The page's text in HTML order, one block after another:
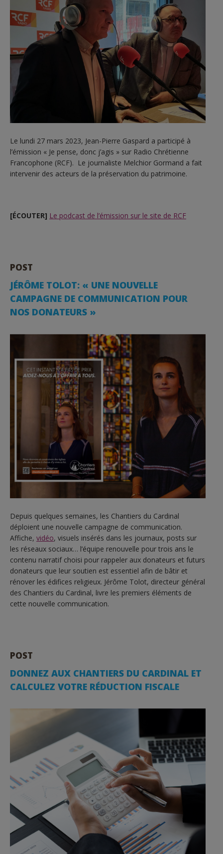
Le lundi 27 mars 2023, Jean-Pierre Gaspard a participé à
l’émission « Je pense, donc j’agis » sur Radio Chrétienne
Francophone (RCF). Le journaliste Melchior Gormand a fait
intervenir des acteurs de la préservation du patrimoine.
[ÉCOUTER] Le podcast de l’émission sur le site de RCF
POST
JÉRÔME TOLOT: « UNE NOUVELLE
CAMPAGNE DE COMMUNICATION POUR
NOS DONATEURS »
Depuis quelques semaines, les Chantiers du Cardinal
déploient une nouvelle campagne de communication.
Affiche, vidéo, visuels insérés dans les journaux, posts sur
les réseaux sociaux… l’équipe renouvelle pour trois ans le
contenu narratif choisi pour rappeler aux donateurs et futurs
donateurs que leur soutien est essentiel afin de bâtir et
rénover les édifices religieux. Jérôme Tolot, directeur général
des Chantiers du Cardinal, livre les premiers éléments de
cette nouvelle communication.
POST
DONNEZ AUX CHANTIERS DU CARDINAL ET
CALCULEZ VOTRE RÉDUCTION FISCALE